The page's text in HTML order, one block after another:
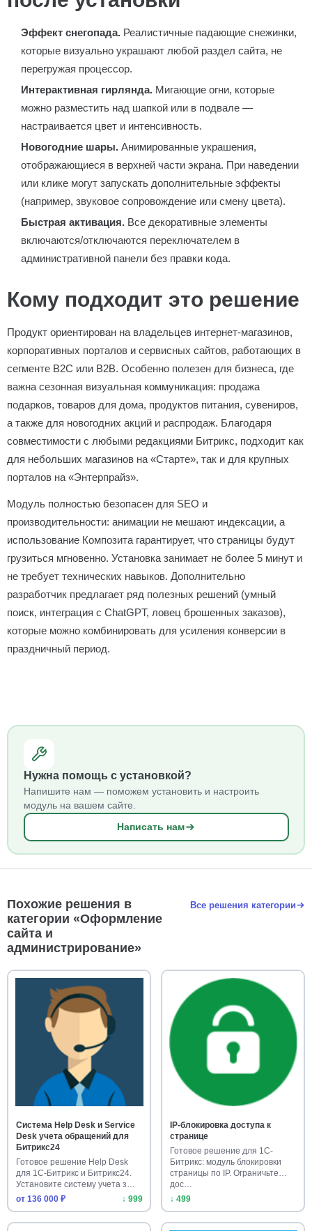
Эффект снегопада. Реалистичные падающие снежинки,
которые визуально украшают любой раздел сайта, не
перегружая процессор.
Интерактивная гирлянда. Мигающие огни, которые
можно разместить над шапкой или в подвале —
настраивается цвет и интенсивность.
Новогодние шары. Анимированные украшения,
отображающиеся в верхней части экрана. При наведении
или клике могут запускать дополнительные эффекты
(например, звуковое сопровождение или смену цвета).
Быстрая активация. Все декоративные элементы
включаются/отключаются переключателем в
административной панели без правки кода.
Кому подходит это решение
Продукт ориентирован на владельцев интернет-магазинов,
корпоративных порталов и сервисных сайтов, работающих в
сегменте B2C или B2B. Особенно полезен для бизнеса, где
важна сезонная визуальная коммуникация: продажа
подарков, товаров для дома, продуктов питания, сувениров,
а также для новогодних акций и распродаж. Благодаря
совместимости с любыми редакциями Битрикс, подходит как
для небольших магазинов на «Старте», так и для крупных
порталов на «Энтерпрайз».
Модуль полностью безопасен для SEO и
производительности: анимации не мешают индексации, а
использование Композита гарантирует, что страницы будут
грузиться мгновенно. Установка занимает не более 5 минут и
не требует технических навыков. Дополнительно
разработчик предлагает ряд полезных решений (умный
поиск, интеграция с ChatGPT, ловец брошенных заказов),
которые можно комбинировать для усиления конверсии в
праздничный период.
Нужна помощь с установкой?
Напишите нам — поможем установить и настроить
модуль на вашем сайте.
Написать нам
Похожие решения в
категории «Оформление
сайта и
администрирование»
Все решения категории
Система Help Desk и Service
Desk учета обращений для
Битрикс24
Готовое решение Help Desk
для 1С-Битрикс и Битрикс24.
Установите систему учета з…
от 136 000 ₽
↓ 999
IP-блокировка доступа к
странице
Готовое решение для 1С-
Битрикс: модуль блокировки
страницы по IP. Ограничьте
дос…
↓ 499